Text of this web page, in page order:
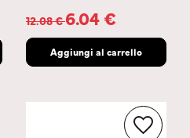
12.08€ 6.04€
Aggiungi al carrello